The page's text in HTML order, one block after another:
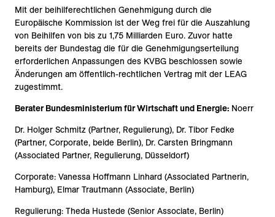
Mit der beihilferechtlichen Genehmigung durch die
Europäische Kommission ist der Weg frei für die Auszahlung
von Beihilfen von bis zu 1,75 Milliarden Euro. Zuvor hatte
bereits der Bundestag die für die Genehmigungserteilung
erforderlichen Anpassungen des KVBG beschlossen sowie
Änderungen am öffentlich-rechtlichen Vertrag mit der LEAG
zugestimmt.
Berater Bundesministerium für Wirtschaft und Energie: Noerr
Dr. Holger Schmitz (Partner, Regulierung), Dr. Tibor Fedke
(Partner, Corporate, beide Berlin), Dr. Carsten Bringmann
(Associated Partner, Regulierung, Düsseldorf)
Corporate: Vanessa Hoffmann Linhard (Associated Partnerin,
Hamburg), Elmar Trautmann (Associate, Berlin)
Regulierung: Theda Hustede (Senior Associate, Berlin)